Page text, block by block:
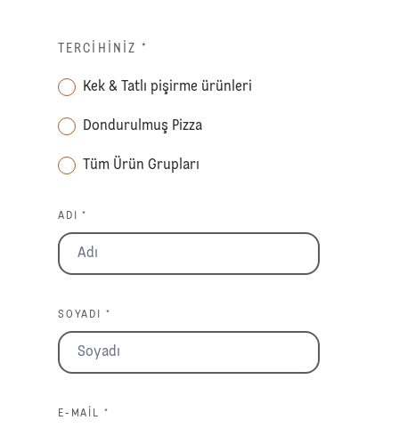
TERCIHINIZ *
Kek & Tatlı pişirme ürünleri
Dondurulmuş Pizza
Tüm Ürün Grupları
ADI *
SOYADI *
E-MAIL *